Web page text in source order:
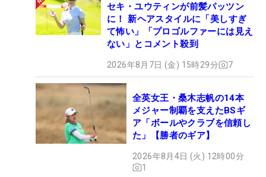
セキ・ユウティンが前髪パッツン
に！ 新ヘアスタイルに「美しすぎ
て怖い」「プロゴルファーには見え
ない」とコメント殺到
2026年8月7日 (金) 15時29分 7
全英女王・桑木志帆の14本
メジャー制覇を支えたBSギ
ア「ボールやクラブを信頼し
た」【勝者のギア】
2026年8月4日 (火) 12時00分
1